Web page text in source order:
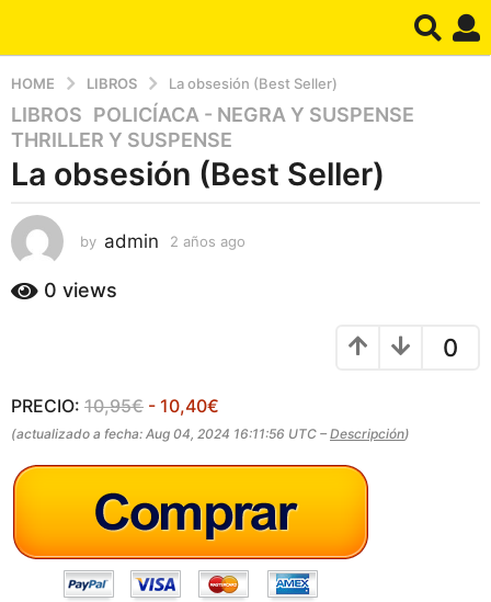
HOME LIBROS La obsesión (Best Seller)
2
a
ñ
s
a
o
o
s
g
LIBROS ,POLICÍACA - NEGRA Y SUSPENSE
THRILLER Y SUSPENSE
La obsesión (Best Seller)
by admin 2 años ago
0 views
0
PRECIO: 10,95€ - 10,40€
(actualizado a fecha: Aug 04, 2024 16:11:56 UTC – Descripción)